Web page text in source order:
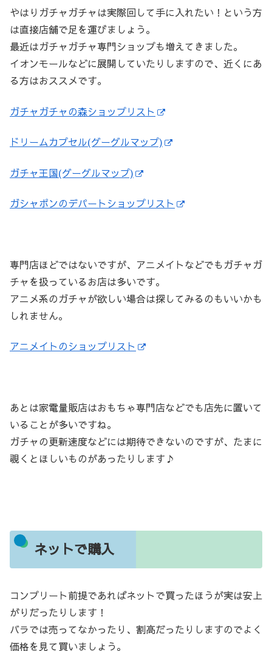
やはりガチャガチャは実際回して手に入れたい！という方
は直接店舗で足を運びましょう。
最近はガチャガチャ専門ショップも増えてきました。
イオンモールなどに展開していたりしますので、近くにあ
る方はおススメです。
ガチャガチャの森ショップリスト
ドリームカプセル(グーグルマップ)
ガチャ王国(グーグルマップ)
ガシャポンのデパートショップリスト
専門店ほどではないですが、アニメイトなどでもガチャガ
チャを扱っているお店は多いです。
アニメ系のガチャが欲しい場合は探してみるのもいいかも
しれません。
アニメイトのショップリスト
あとは家電量販店はおもちゃ専門店などでも店先に置いて
いることが多いですね。
ガチャの更新速度などには期待できないのですが、たまに
覗くとほしいものがあったりします♪
ネットで購入
コンプリート前提であればネットで買ったほうが実は安上
がりだったりします！
バラでは売ってなかったり、割高だったりしますのでよく
価格を見て買いましょう。